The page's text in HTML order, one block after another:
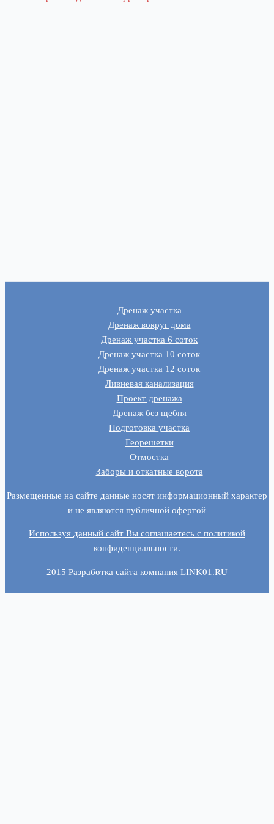
Дренаж участка
Дренаж вокруг дома
Дренаж участка 6 соток
Дренаж участка 10 соток
Дренаж участка 12 соток
Ливневая канализация
Проект дренажа
Дренаж без щебня
Подготовка участка
Георешетки
Отмостка
Заборы и откатные ворота
Размещенные на сайте данные носят информационный характер
и не являются публичной офертой
Используя данный сайт Вы соглашаетесь c политикой
конфиденциальности.
2015 Разработка сайта компания LINK01.RU